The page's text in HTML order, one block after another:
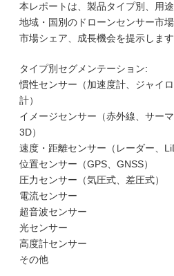
本レポートは、製品タイプ別、用
地域・国別のドローンセンサー市
市場シェア、成長機会を提示します
タイプ別セグメンテーション:
慣性センサー（加速度計、ジャイ
計）
イメージセンサー（赤外線、サー
3D）
速度・距離センサー（レーダー、
位置センサー（GPS、GNSS）
圧力センサー（気圧式、差圧式）
電流センサー
超音波センサー
光センサー
高度計センサー
その他